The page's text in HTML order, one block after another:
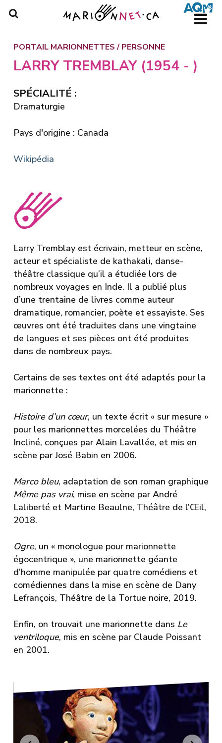
Skip
content
PORTAIL MARIONNETTES/PERSONNE
LARRY TREMBLAY (1954 - )
SPÉCIALITÉ :
Dramaturgie
Pays d'origine : Canada
Wikipédia
Larry Tremblayest écrivain, metteur en scène,
acteur et spécialiste de kathakali, danse-
théâtre classique qu’il a étudiée lors de
nombreux voyages en Inde. Il a publié plus
d’une trentaine de livres comme auteur
dramatique, romancier, poète et essayiste. Ses
œuvres ont été traduites dans une vingtaine
de langues et ses pièces ont été produites
dans de nombreux pays.
Certains de ses textes ont été adaptés pour la
marionnette :
Histoire d’un cœur, un texte écrit « sur mesure »
pour les marionnettes morcelées du Théâtre
Incliné, conçues par Alain Lavallée, et mis en
scène par José Babin en 2006.
Marco bleu, adaptation de son roman graphique
Même pas vrai, mise en scène parAndré
Laliberté et Martine Beaulne, Théâtre de l’Œil,
2018.
Ogre, un « monologue pour marionnette
égocentrique », une marionnette géante
d’homme manipulée par quatre comédiens et
comédiennes dans la mise en scène de Dany
Lefrançois, Théâtre de la Tortue noire, 2019.
Enfin, on trouvait une marionnette dans Le
ventriloque, mis en scène par Claude Poissant
en 2001.